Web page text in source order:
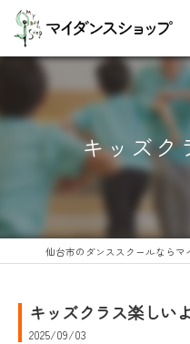
キッズク
キッズクラス楽しい
2025/09/03